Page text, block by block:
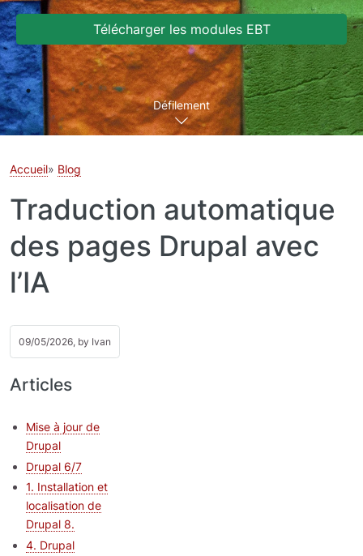
Télécharger les modules EBT
Défilement
Accueil Blog
Traduction automatique
des pages Drupal avec
l’IA
09/05/2026, by Ivan
Articles
Mise à jour de
Drupal
Drupal 6/7
1. Installation et
localisation de
Drupal 8.
4. Drupal